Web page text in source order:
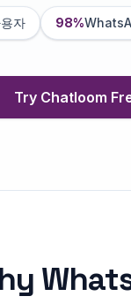
자 98%
Try Chatloom